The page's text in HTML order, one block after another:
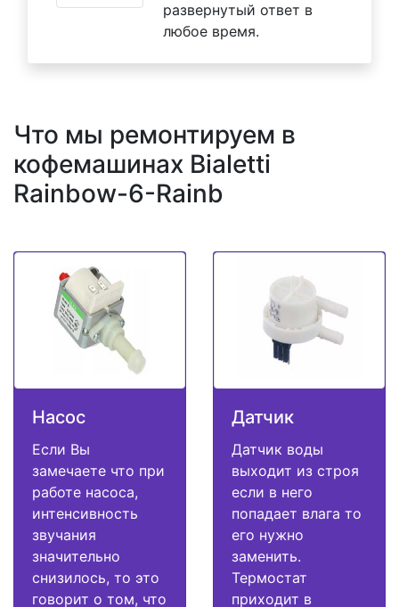
развернутый ответ в
любое время.
Что мы ремонтируем в
кофемашинах Bialetti
Rainbow-6-Rainb
Насос
Если Вы
замечаете что при
работе насоса,
интенсивность
звучания
значительно
снизилось, то это
говорит о том, что
Датчик
Датчик воды
выходит из строя
если в него
попадает влага то
его нужно
заменить.
Термостат
приходит в